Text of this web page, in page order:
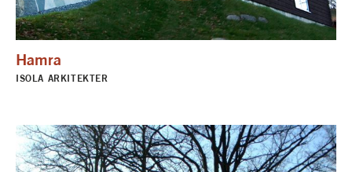
Hamra
ISOLA ARKITEKTER